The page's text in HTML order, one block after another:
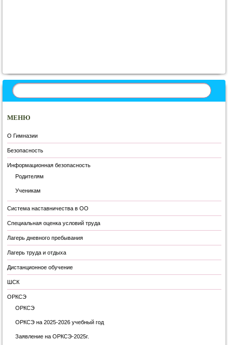
МЕНЮ
О Гимназии
Безопасность
Информационная безопасность
Родителям
Ученикам
Система наставничества в ОО
Специальная оценка условий труда
Лагерь дневного пребывания
Лагерь труда и отдыха
Дистанционное обучение
ШСК
ОРКСЭ
ОРКСЭ
ОРКСЭ на 2025-2026 учебный год
Заявление на ОРКСЭ-2025г.